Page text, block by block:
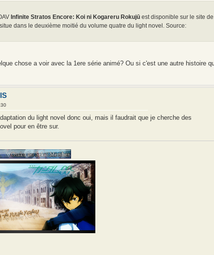
Infinite Stratos Encore: Koi ni Kogareru Rokujū est disponible sur le site de
dans le deuxième moitié du volume quatre du light novel. Source:
chose a voir avec la 1ere série animé? Ou si c'est une autre histoire
du light novel donc oui, mais il faudrait que je cherche des
pour en être sur.